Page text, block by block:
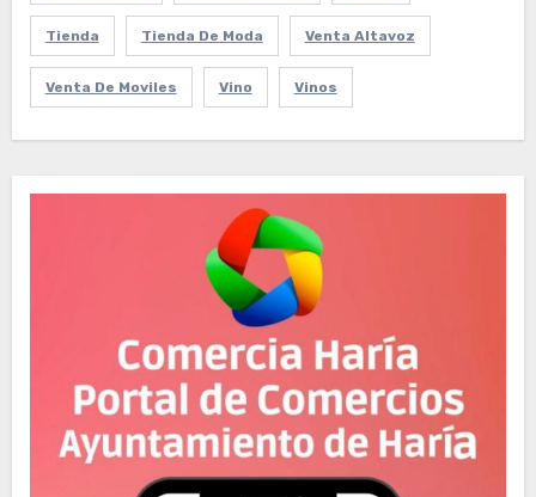
Tienda Tienda De Moda Venta Altavoz
Venta De Moviles Vino Vinos